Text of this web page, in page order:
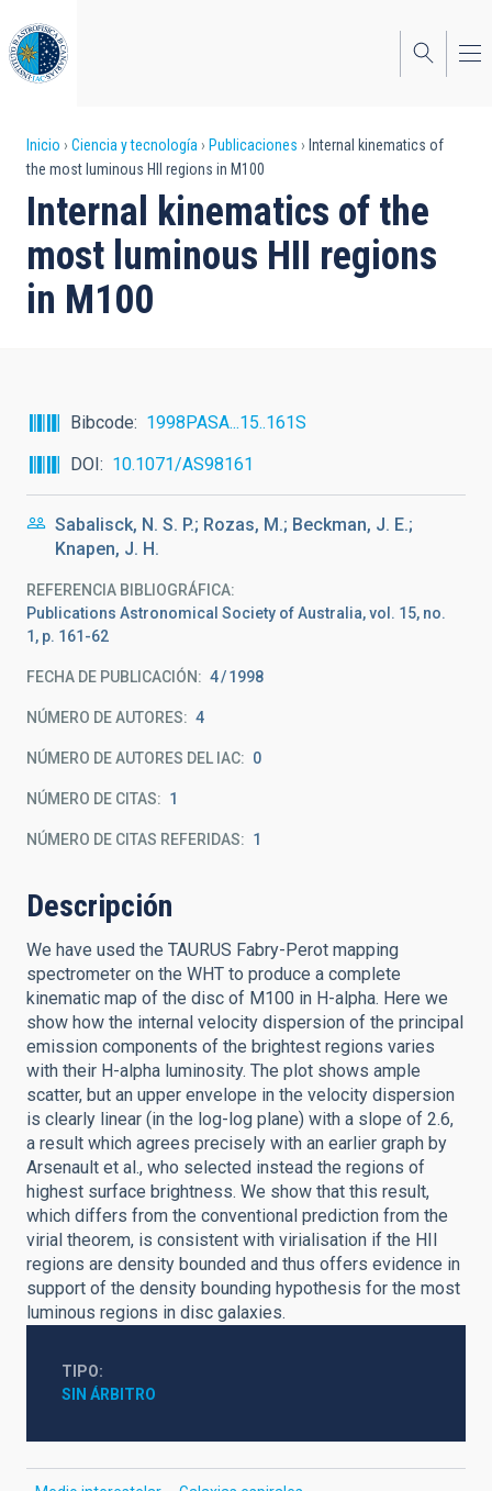
al
contenido
principal
Sobrescribir
enlaces
de
ayuda
a
Inicio Ciencia y tecnología Publicaciones
Internal kinematics of
the most luminous HII regions in M100
Internal kinematics of the
most luminous HII regions
in M100
Bibcode
1998PASA...15..161S
DOI
10.1071/AS98161
Sabalisck, N. S. P.; Rozas, M.; Beckman, J. E.;
Knapen, J. H.
REFERENCIA BIBLIOGRÁFICA
Publications Astronomical Society of Australia, vol. 15, no.
1, p. 161-62
FECHA DE PUBLICACIÓN: 4 1998
NÚMERO DE AUTORES 4
NÚMERO DE AUTORES DEL IAC 0
NÚMERO DE CITAS 1
NÚMERO DE CITAS REFERIDAS 1
Descripción
We have used the TAURUS Fabry-Perot mapping
spectrometer on the WHT to produce a complete
kinematic map of the disc of M100 in H-alpha. Here we
show how the internal velocity dispersion of the principal
emission components of the brightest regions varies
with their H-alpha luminosity. The plot shows ample
scatter, but an upper envelope in the velocity dispersion
is clearly linear (in the log-log plane) with a slope of 2.6,
a result which agrees precisely with an earlier graph by
Arsenault et al., who selected instead the regions of
highest surface brightness. We show that this result,
which differs from the conventional prediction from the
virial theorem, is consistent with virialisation if the HII
regions are density bounded and thus offers evidence in
support of the density bounding hypothesis for the most
luminous regions in disc galaxies.
TIPO
SIN ÁRBITRO